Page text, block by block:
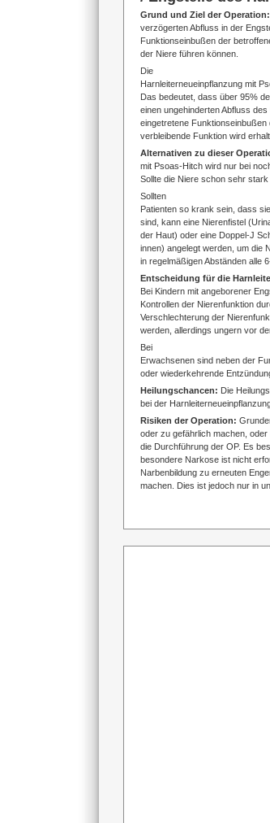
Grund und Ziel der Operation:
verzögerten Abfluss in der
Funktionseinbußen der
der Niere führen können.
Die
Harnleiterneueinpflanzung mit
Das bedeutet, dass über 95%
einen ungehinderten Abfluss
eingetretene
verbleibende Funktion wird
Alternativen zu dieser
mit Psoas-Hitch wird nur bei
Sollte die Niere schon sehr
Sollten
Patienten so krank sein, dass
sind, kann eine Nierenfistel
der Haut) oder eine Doppel-J
innen) angelegt werden, um die
in regelmäßigen Abständen alle
Entscheidung für die
Bei Kindern mit angeborener
Kontrollen der Nierenfunktion
Verschlechterung der
werden, allerdings ungern vor
Bei
Erwachsenen sind neben der
oder wiederkehrende
Heilungschancen: Die
bei der
Risiken der Operation:
oder zu gefährlich machen,
die Durchführung der OP. Es
besondere Narkose ist nicht
Narbenbildung zu erneuten
machen. Dies ist jedoch nur in